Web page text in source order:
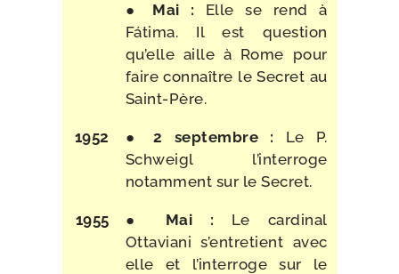
● Mai : Elle se rend à
Fátima. Il est ques­tion
qu’elle aille à Rome pour
faire connaître le Secret au
Saint-Père.
1952 ●2 sep­tembre : Le P.
Schweigl l’interroge
notam­ment sur le Secret.
1955 ● Mai : Le car­di­nal
Ottaviani s’entretient avec
elle et l’interroge sur le